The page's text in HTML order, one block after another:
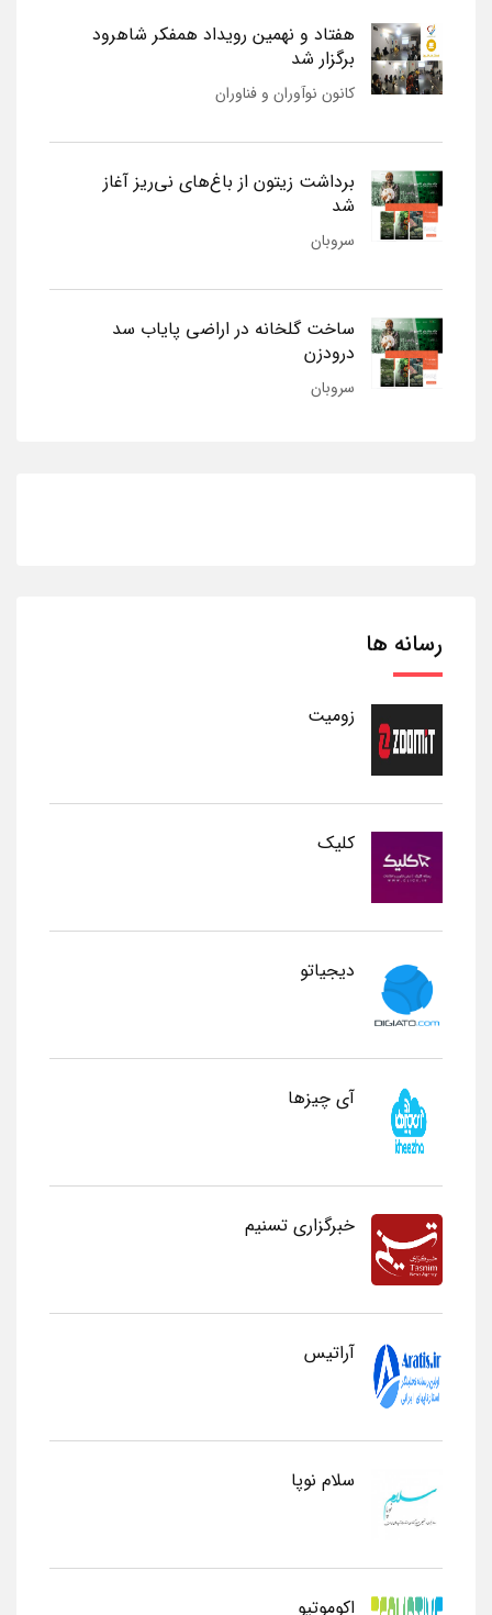
هفتاد و نهمین رویداد همفکر شاهرود
برگزار شد
کانون نوآوران و فناوران
برداشت زیتون از باغ‌های نی‌ریز آغاز
شد
سروبان
ساخت گلخانه در اراضی پایاب سد
درودزن
سروبان
رسانه ها
زومیت
کلیک
دیجیاتو
آی چیزها
خبرگزاری تسنیم
آراتیس
سلام نوپا
اکوموتیو